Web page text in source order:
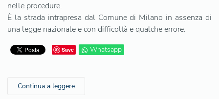
nelle procedure.
È la strada intrapresa dal Comune di Milano in assenza di
una legge nazionale e con difficoltà e qualche errore.
Save Whatsapp
Continua a leggere